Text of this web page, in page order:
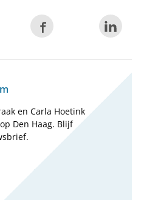
en Carla Hoetink
Den Haag. Blijf